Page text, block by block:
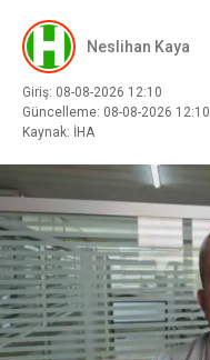
Neslihan Kaya
Giriş: 08-08-2026 12:10
Güncelleme: 08-08-2026 12:10
Kaynak: İHA